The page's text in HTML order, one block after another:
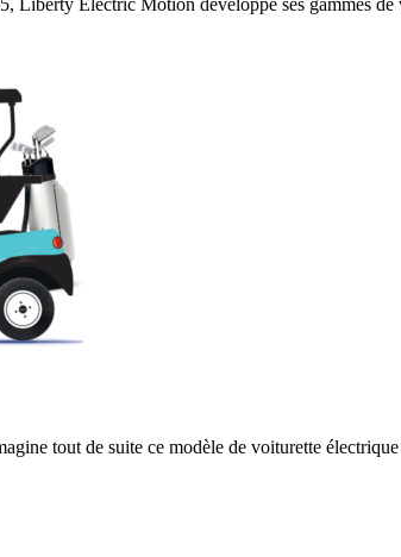
Liberty Electric Motion développe ses gammes
tout de suite ce modèle de voiturette